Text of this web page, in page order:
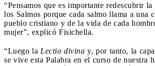
“Pensamos que es importante redescubrir
los Salmos porque cada salmo llama a una
pueblo cristiano y de la vida de cada
mujer”, explicó Fisichella.
“Luego la Lectio divina y, por tanto, la
se vive esta Palabra en el curso de nuestra